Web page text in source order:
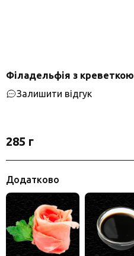
Філадельфія з креветкою
Залишити відгук
285 г
Додатково